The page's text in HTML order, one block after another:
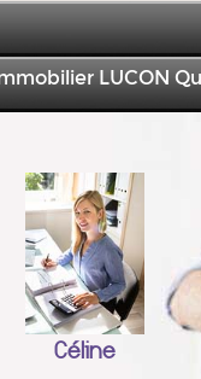
LUCON
Céline